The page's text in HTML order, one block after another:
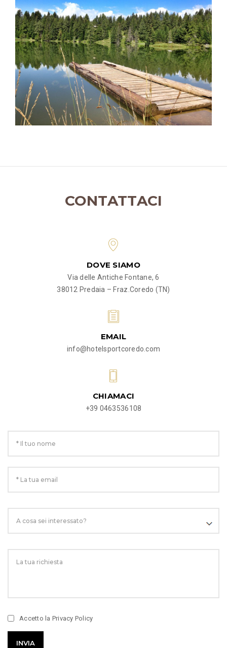
CONTATTACI
DOVE SIAMO
Via delle Antiche Fontane, 6
38012 Predaia – Fraz.Coredo (TN)
EMAIL
info@hotelsportcoredo.com
CHIAMACI
+39 0463536108
Accetto la Privacy Policy